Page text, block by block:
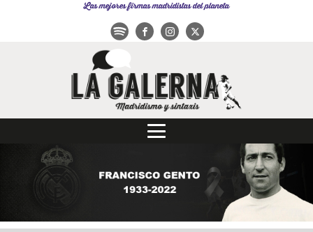
Las mejores firmas madridistas del planeta